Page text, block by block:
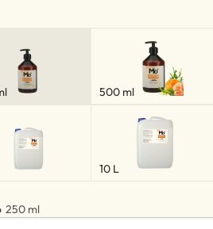
500 ml
10 L
250 ml